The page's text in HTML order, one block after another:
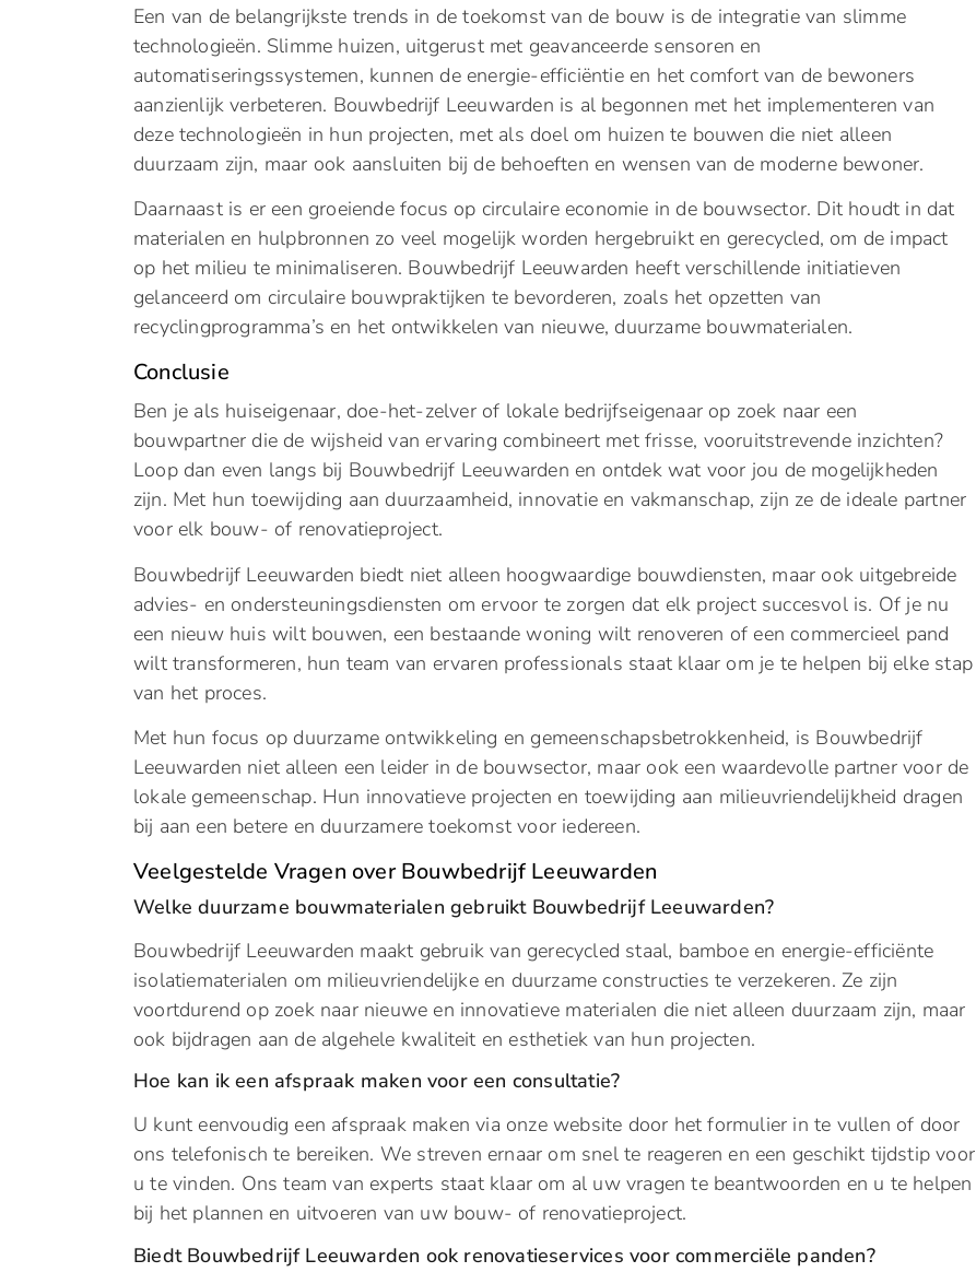
Een van de belangrijkste trends in de toekomst van de bouw is de integratie van slimme
technologieën. Slimme huizen, uitgerust met geavanceerde sensoren en
automatiseringssystemen, kunnen de energie-efficiëntie en het comfort van de bewoners
aanzienlijk verbeteren. Bouwbedrijf Leeuwarden is al begonnen met het implementeren van
deze technologieën in hun projecten, met als doel om huizen te bouwen die niet alleen
duurzaam zijn, maar ook aansluiten bij de behoeften en wensen van de moderne bewoner.
Daarnaast is er een groeiende focus op circulaire economie in de bouwsector. Dit houdt in dat
materialen en hulpbronnen zo veel mogelijk worden hergebruikt en gerecycled, om de impact
op het milieu te minimaliseren. Bouwbedrijf Leeuwarden heeft verschillende initiatieven
gelanceerd om circulaire bouwpraktijken te bevorderen, zoals het opzetten van
recyclingprogramma’s en het ontwikkelen van nieuwe, duurzame bouwmaterialen.
Conclusie
Ben je als huiseigenaar, doe-het-zelver of lokale bedrijfseigenaar op zoek naar een
bouwpartner die de wijsheid van ervaring combineert met frisse, vooruitstrevende inzichten?
Loop dan even langs bij Bouwbedrijf Leeuwarden en ontdek wat voor jou de mogelijkheden
zijn. Met hun toewijding aan duurzaamheid, innovatie en vakmanschap, zijn ze de ideale partner
voor elk bouw- of renovatieproject.
Bouwbedrijf Leeuwarden biedt niet alleen hoogwaardige bouwdiensten, maar ook uitgebreide
advies- en ondersteuningsdiensten om ervoor te zorgen dat elk project succesvol is. Of je nu
een nieuw huis wilt bouwen, een bestaande woning wilt renoveren of een commercieel pand
wilt transformeren, hun team van ervaren professionals staat klaar om je te helpen bij elke stap
van het proces.
Met hun focus op duurzame ontwikkeling en gemeenschapsbetrokkenheid, is Bouwbedrijf
Leeuwarden niet alleen een leider in de bouwsector, maar ook een waardevolle partner voor de
lokale gemeenschap. Hun innovatieve projecten en toewijding aan milieuvriendelijkheid dragen
bij aan een betere en duurzamere toekomst voor iedereen.
Veelgestelde Vragen over Bouwbedrijf Leeuwarden
Welke duurzame bouwmaterialen gebruikt Bouwbedrijf Leeuwarden?
Bouwbedrijf Leeuwarden maakt gebruik van gerecycled staal, bamboe en energie-efficiënte
isolatiematerialen om milieuvriendelijke en duurzame constructies te verzekeren. Ze zijn
voortdurend op zoek naar nieuwe en innovatieve materialen die niet alleen duurzaam zijn, maar
ook bijdragen aan de algehele kwaliteit en esthetiek van hun projecten.
Hoe kan ik een afspraak maken voor een consultatie?
U kunt eenvoudig een afspraak maken via onze website door het formulier in te vullen of door
ons telefonisch te bereiken. We streven ernaar om snel te reageren en een geschikt tijdstip voor
u te vinden. Ons team van experts staat klaar om al uw vragen te beantwoorden en u te helpen
bij het plannen en uitvoeren van uw bouw- of renovatieproject.
Biedt Bouwbedrijf Leeuwarden ook renovatieservices voor commerciële panden?